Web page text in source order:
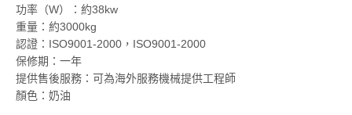
功率（W）：約38kw
重量：約3000kg
認證：ISO9001-2000，ISO9001-2000
保修期：一年
提供售後服務：可為海外服務機械提供工程師
顏色：奶油